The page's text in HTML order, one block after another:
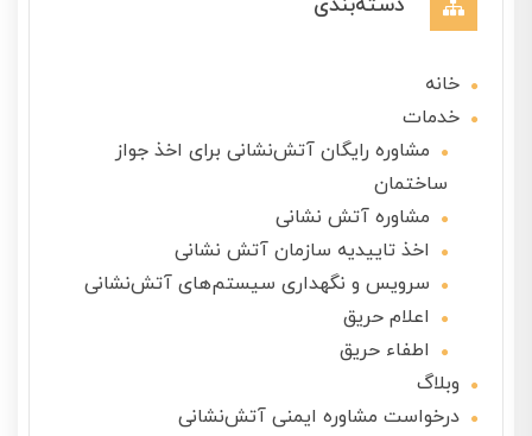
خانه
خدمات
مشاوره رایگان آتش‌نشانی برای اخذ جواز
ساختمان
مشاوره آتش نشانی
اخذ تاییدیه سازمان آتش نشانی
سرویس و نگهداری سیستم‌های آتش‌نشانی
اعلام حریق
اطفاء حریق
وبلاگ
درخواست مشاوره ایمنی آتش‌نشانی